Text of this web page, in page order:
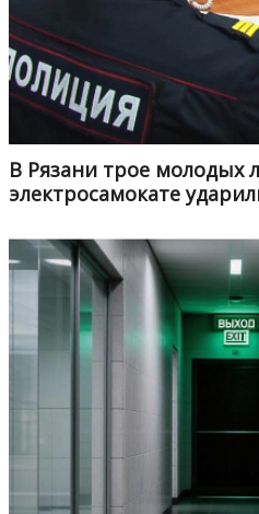
В Рязани трое молодых
электросамокате